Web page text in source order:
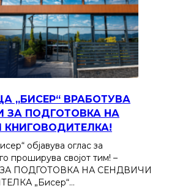
„БИСЕР“ ВРАБОТУВА
ЗА ПОДГОТОВКА НА
КНИГОВОДИТЕЛКА!
објавува оглас за
проширува својот тим! –
ПОДГОТОВКА НА СЕНДВИЧИ
„Бисер“…